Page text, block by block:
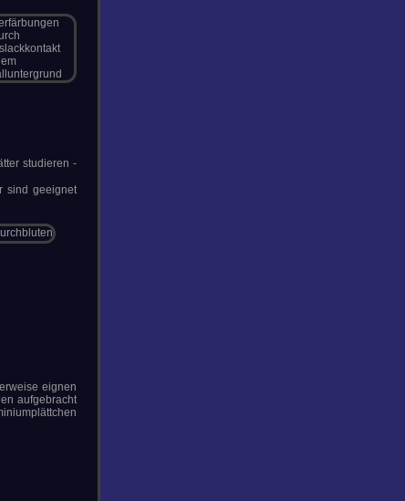
studieren -
sind geeignet
eignen
aufgebracht